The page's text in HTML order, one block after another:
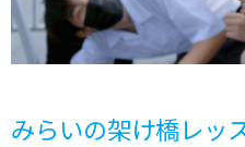
みらいの架け橋レッ